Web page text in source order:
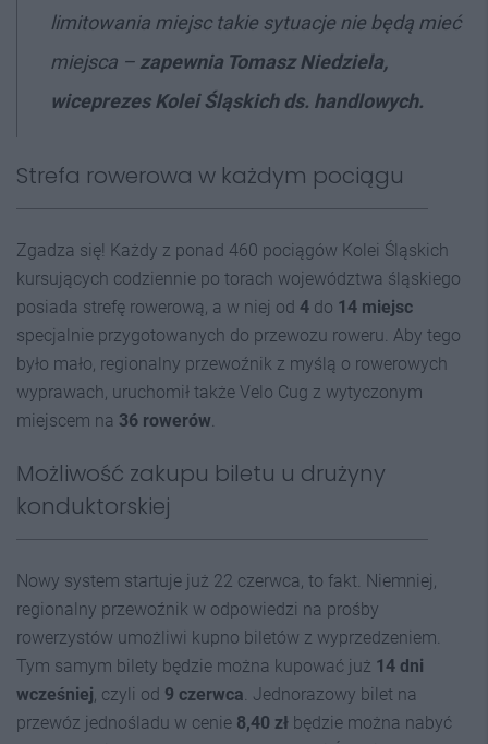
limitowania miejsc takie sytuacje nie będą mieć
miejsca – zapewnia Tomasz Niedziela,
wiceprezes Kolei Śląskich ds. handlowych.
Strefa rowerowa w każdym pociągu
Zgadza się! Każdy z ponad 460 pociągów Kolei Śląskich
kursujących codziennie po torach województwa śląskiego
posiada strefę rowerową, a w niej od 4 do 14 miejsc
specjalnie przygotowanych do przewozu roweru. Aby tego
było mało, regionalny przewoźnik z myślą o rowerowych
wyprawach, uruchomił także Velo Cug z wytyczonym
miejscem na 36 rowerów
Możliwość zakupu biletu u drużyny
konduktorskiej
Nowy system startuje już 22 czerwca, to fakt. Niemniej,
regionalny przewoźnik w odpowiedzi na prośby
rowerzystów umożliwi kupno biletów z wyprzedzeniem.
Tym samym bilety będzie można kupować już 14 dni
wcześniej , czyli od 9 czerwca . Jednorazowy bilet na
przewóz jednośladu w cenie 8,40 zł będzie można nabyć